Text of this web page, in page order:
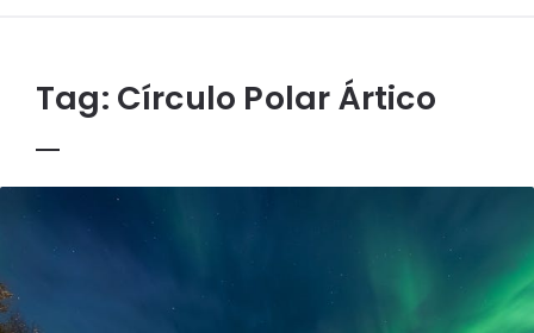
Tag: Círculo Polar Ártico